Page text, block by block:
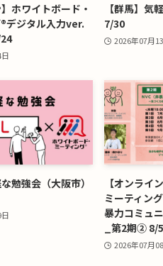
】ホワイトボード・
デジタル入力ver.
【群馬】気
7/30
2026年07月
勉強会（大阪市）
【オンライ
ミーティン
暴力コミュ
_第2期② 8/5
2026年07月